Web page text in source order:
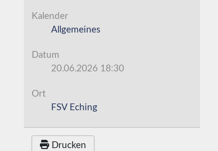
Kalender
Allgemeines
Datum
20.06.2026 18:30
Ort
FSV Eching
Drucken